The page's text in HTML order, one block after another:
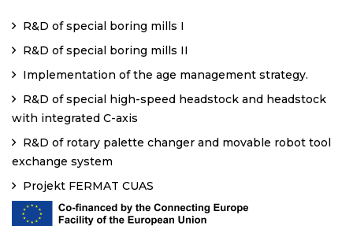
R&D of special boring mills I
R&D of special boring mills II
Implementation of the age management strategy.
R&D of special high-speed headstock and headstock
with integrated C-axis
R&D of rotary palette changer and movable robot tool
exchange system
Projekt FERMAT CUAS